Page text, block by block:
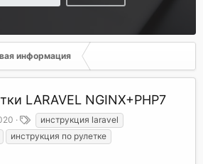
информация
LARAVEL NGINX+PHP7
е
г
инструкция laravel
инструкция по рулетке